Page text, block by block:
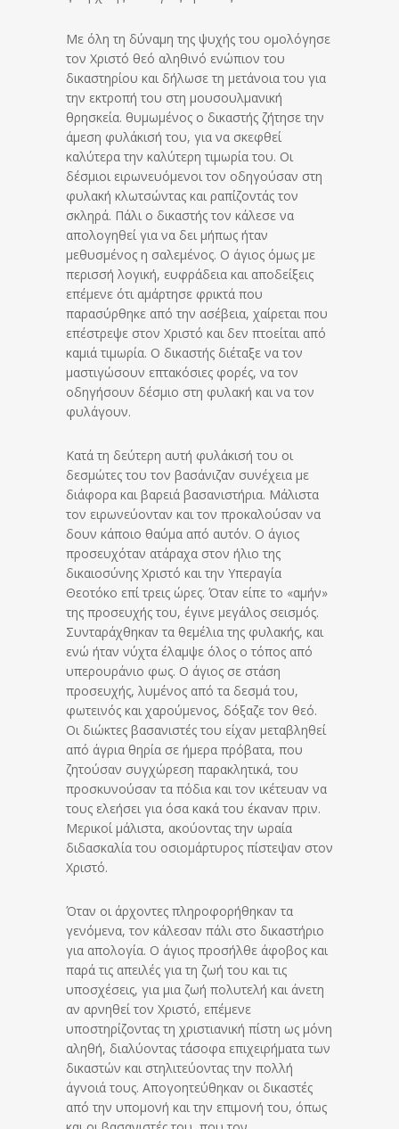
Με όλη τη δύναμη της ψυχής του ομολόγησε
τον Χριστό θεό αληθινό ενώπιον του
δικαστηρίου και δήλωσε τη μετάνοια του για
την εκτροπή του στη μουσουλμανική
θρησκεία. θυμωμένος ο δικαστής ζήτησε την
άμεση φυλάκισή του, για να σκεφθεί
καλύτερα την καλύτερη τιμωρία του. Οι
δέσμιοι ειρωνευόμενοι τον οδηγούσαν στη
φυλακή κλωτσώντας και ραπίζοντάς τον
σκληρά. Πάλι ο δικαστής τον κάλεσε να
απολογηθεί για να δει μήπως ήταν
μεθυσμένος η σαλεμένος. Ο άγιος όμως με
περισσή λογική, ευφράδεια και αποδείξεις
επέμενε ότι αμάρτησε φρικτά που
παρασύρθηκε από την ασέβεια, χαίρεται που
επέστρεψε στον Χριστό και δεν πτοείται από
καμιά τιμωρία. Ο δικαστής διέταξε να τον
μαστιγώσουν επτακόσιες φορές, να τον
οδηγήσουν δέσμιο στη φυλακή και να τον
φυλάγουν.
Κατά τη δεύτερη αυτή φυλάκισή του οι
δεσμώτες του τον βασάνιζαν συνέχεια με
διάφορα και βαρειά βασανιστήρια. Μάλιστα
τον ειρωνεύονταν και τον προκαλούσαν να
δουν κάποιο θαύμα από αυτόν. Ο άγιος
προσευχόταν ατάραχα στον ήλιο της
δικαιοσύνης Χριστό και την Υπεραγία
Θεοτόκο επί τρεις ώρες. Όταν είπε το «αμήν»
της προσευχής του, έγινε μεγάλος σεισμός.
Συνταράχθηκαν τα θεμέλια της φυλακής, και
ενώ ήταν νύχτα έλαμψε όλος ο τόπος από
υπερουράνιο φως. Ο άγιος σε στάση
προσευχής, λυμένος από τα δεσμά του,
φωτεινός και χαρούμενος, δόξαζε τον θεό.
Οι διώκτες βασανιστές του είχαν μεταβληθεί
από άγρια θηρία σε ήμερα πρόβατα, που
ζητούσαν συγχώρεση παρακλητικά, του
προσκυνούσαν τα πόδια και τον ικέτευαν να
τους ελεήσει για όσα κακά του έκαναν πριν.
Μερικοί μάλιστα, ακούοντας την ωραία
διδασκαλία του οσιομάρτυρος πίστεψαν στον
Χριστό.
Όταν οι άρχοντες πληροφορήθηκαν τα
γενόμενα, τον κάλεσαν πάλι στο δικαστήριο
για απολογία. Ο άγιος προσήλθε άφοβος και
παρά τις απειλές για τη ζωή του και τις
υποσχέσεις, για μια ζωή πολυτελή και άνετη
αν αρνηθεί τον Χριστό, επέμενε
υποστηρίζοντας τη χριστιανική πίστη ως μόνη
αληθή, διαλύοντας τ΄άσοφα επιχειρήματα των
δικαστών και στηλιτεύοντας την πολλή
άγνοιά τους. Απογοητεύθηκαν οι δικαστές
από την υπομονή και την επιμονή του, όπως